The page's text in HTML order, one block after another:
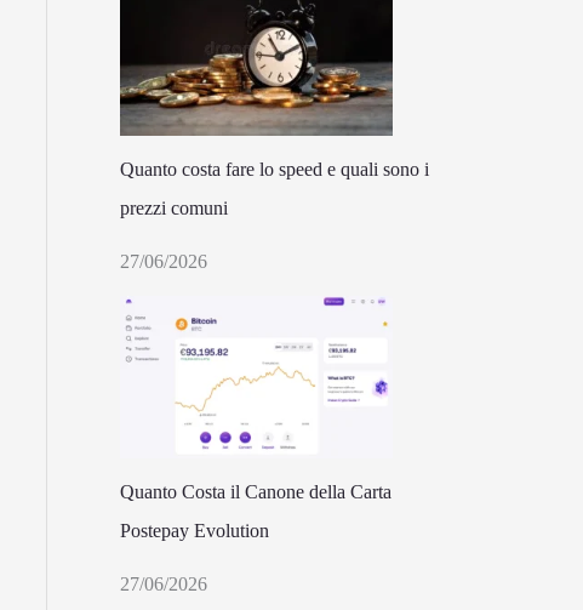
Quanto costa fare lo speed e quali sono i
prezzi comuni
27/06/2026
Quanto Costa il Canone della Carta
Postepay Evolution
27/06/2026